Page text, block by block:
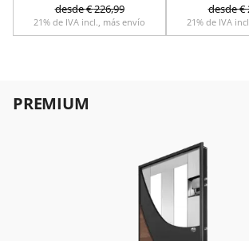
desde€226,99
21% de IVA incl., más envío
desde€
21% de IVA
PREMIUM